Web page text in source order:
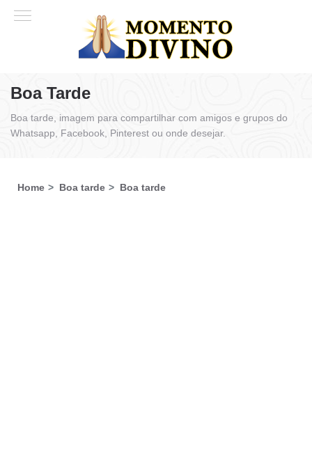
Boa Tarde
Boa tarde, imagem para compartilhar com amigos e grupos do
Whatsapp, Facebook, Pinterest ou onde desejar.
Home Boa tarde Boa tarde